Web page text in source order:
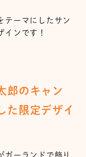
テーマにしたサン
インです！
郎のキャン
た限定デザイ
ガーランドで飾り